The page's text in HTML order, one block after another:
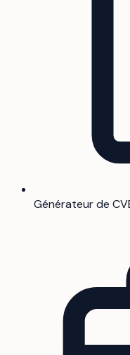
Générateur de CV